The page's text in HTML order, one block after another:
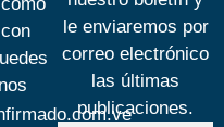
le enviaremos por
correo electrónico
las últimas
publicaciones.